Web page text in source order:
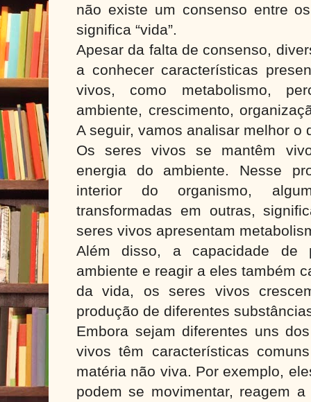
não existe um consenso entre
significa “vida”.
Apesar da falta de consenso,
a conhecer características
vivos, como metabolismo,
ambiente, crescimento,
A seguir, vamos analisar melhor o
Os seres vivos se mantêm
energia do ambiente. Nesse
interior do organismo,
transformadas em outras,
seres vivos apresentam
Além disso, a capacidade de
ambiente e reagir a eles também
da vida, os seres vivos
produção de diferentes
Embora sejam diferentes uns
vivos têm características
matéria não viva. Por exemplo,
podem se movimentar, reagem